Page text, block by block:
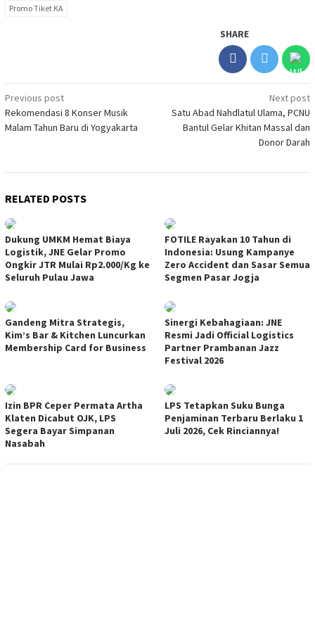
Promo Tiket KA
SHARE
Post
navigation
Previous post
Rekomendasi 8 Konser Musik
Malam Tahun Baru di Yogyakarta
Next post
Satu Abad Nahdlatul Ulama, PCNU
Bantul Gelar Khitan Massal dan
Donor Darah
RELATED POSTS
Dukung UMKM Hemat Biaya
Logistik, JNE Gelar Promo
Ongkir JTR Mulai Rp2.000/Kg ke
Seluruh Pulau Jawa
FOTILE Rayakan 10 Tahun di
Indonesia: Usung Kampanye
Zero Accident dan Sasar Semua
Segmen Pasar Jogja
Gandeng Mitra Strategis,
Kim’s Bar & Kitchen Luncurkan
Membership Card for Business
Sinergi Kebahagiaan: JNE
Resmi Jadi Official Logistics
Partner Prambanan Jazz
Festival 2026
Izin BPR Ceper Permata Artha
Klaten Dicabut OJK, LPS
Segera Bayar Simpanan
Nasabah
LPS Tetapkan Suku Bunga
Penjaminan Terbaru Berlaku 1
Juli 2026, Cek Rinciannya!